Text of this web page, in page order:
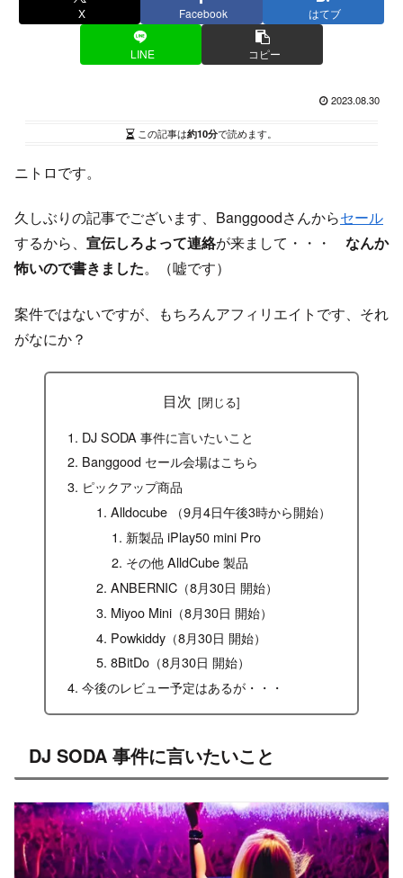
X Facebook はてブ
LINE コピー
2023.08.30
この記事は約10分で読めます。
ニトロです。
久しぶりの記事でございます、Banggoodさんからセール
するから、 宣伝しろよって連絡が来まして・・・ なんか
怖いので書きました。（嘘です）
案件ではないですが、もちろんアフィリエイトです、それ
がなにか？
目次
DJ SODA 事件に言いたいこと
Banggood セール会場はこちら
ピックアップ商品
Alldocube （9月4日午後3時から開始）
新製品 iPlay50 mini Pro
その他 AlldCube 製品
ANBERNIC（8月30日 開始）
Miyoo Mini（8月30日 開始）
Powkiddy（8月30日 開始）
8BitDo（8月30日 開始）
今後のレビュー予定はあるが・・・
DJ SODA 事件に言いたいこと